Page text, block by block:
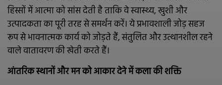
हिस्सों में आत्मा को सांस देती है ताकि वे स्वास्थ्य, खुशी और
उत्पादकता का पूरी तरह से समर्थन करें। ये प्रभावशाली जोड़ सहज
रूप से भावनात्मक कार्य को जोड़ते हैं, संतुलित और उत्थानशील रहने
वाले वातावरण की खेती करते हैं।
आंतरिक स्थानों और मन को आकार देने में कला की शक्ति